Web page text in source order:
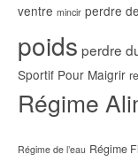
ventre mincir perdre
poids perdre
Sportif Pour Maigrir
Régime
Régime de l’eau Régime